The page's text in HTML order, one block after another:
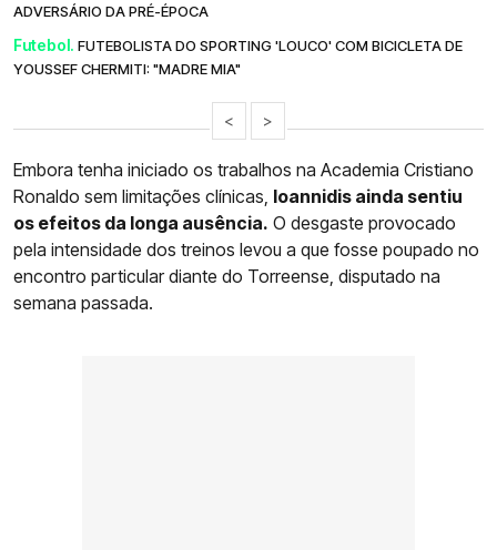
ADVERSÁRIO DA PRÉ-ÉPOCA
Futebol. FUTEBOLISTA DO SPORTING 'LOUCO' COM BICICLETA DE
YOUSSEF CHERMITI: "MADRE MIA"
< >
Embora tenha iniciado os trabalhos na Academia Cristiano
Ronaldo sem limitações clínicas, Ioannidis ainda sentiu
os efeitos da longa ausência. O desgaste provocado
pela intensidade dos treinos levou a que fosse poupado no
encontro particular diante do Torreense, disputado na
semana passada.